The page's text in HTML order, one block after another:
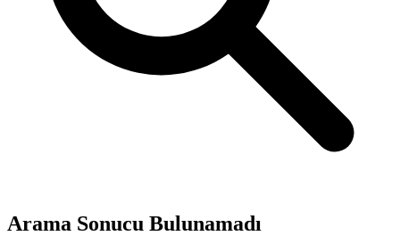
Arama Sonucu Bulunamadı